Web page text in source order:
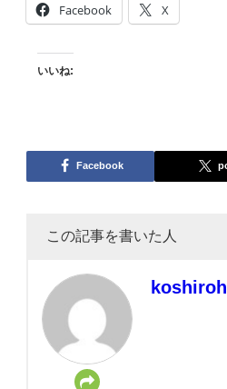
Facebook X
いいね:
Facebook
この記事を書いた人